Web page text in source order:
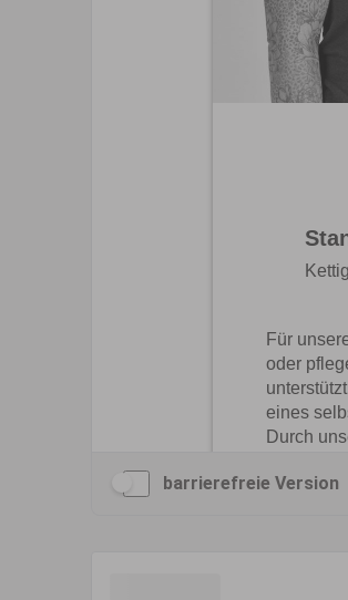
barrierefreie Version